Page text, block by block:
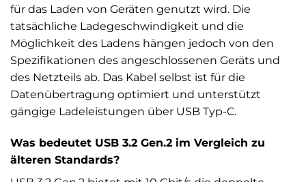
für das Laden von Geräten genutzt wird. Die
tatsächliche Ladegeschwindigkeit und die
Möglichkeit des Ladens hängen jedoch von den
Spezifikationen des angeschlossenen Geräts und
des Netzteils ab. Das Kabel selbst ist für die
Datenübertragung optimiert und unterstützt
gängige Ladeleistungen über USB Typ-C.
Was bedeutet USB 3.2 Gen.2 im Vergleich zu
älteren Standards?